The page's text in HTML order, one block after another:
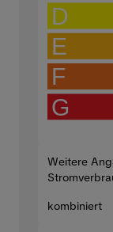
D
E
F
G
Weitere
kombiniert